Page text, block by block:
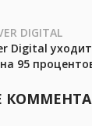
DIGITAL
Digital
95